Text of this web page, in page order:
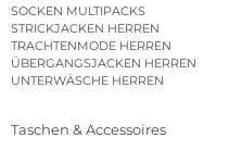
SOCKEN MULTIPACKS
STRICKJACKEN HERREN
TRACHTENMODE HERREN
ÜBERGANGSJACKEN HERREN
UNTERWÄSCHE HERREN
Taschen & Accessoires